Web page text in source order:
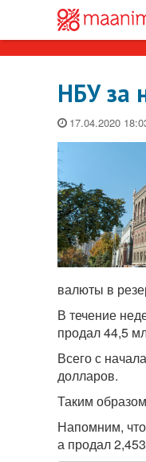
НБУ за
17.04.2020
валюты в
В течение
продал 44,5
Всего с
долларов.
Таким
Напомним,
а продал